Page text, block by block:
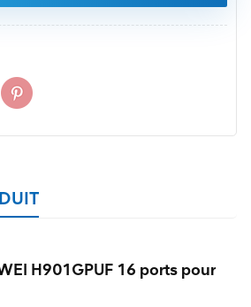
H901GPUF 16 ports pour